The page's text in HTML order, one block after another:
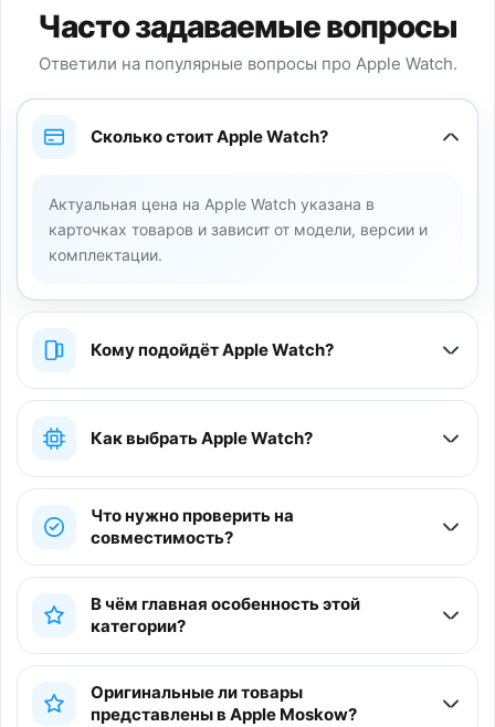
Часто задаваемые вопросы
Ответили на популярные вопросы про Apple Watch.
Сколько стоит Apple Watch?
Актуальная цена на Apple Watch указана в
карточках товаров и зависит от модели, версии и
комплектации.
Кому подойдёт Apple Watch?
Как выбрать Apple Watch?
Что нужно проверить на
совместимость?
В чём главная особенность этой
категории?
Оригинальные ли товары
представлены в Apple Moskow?